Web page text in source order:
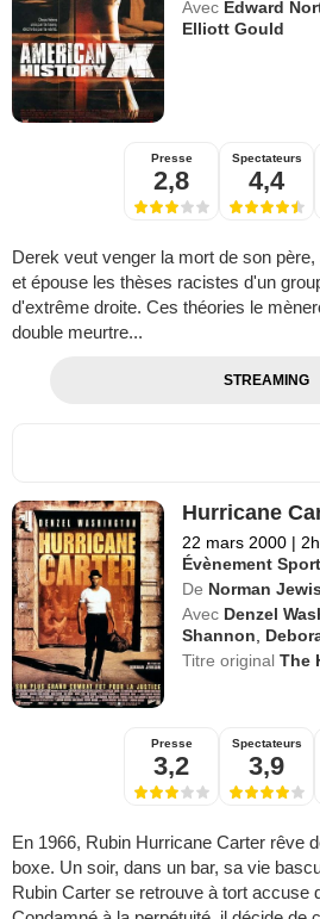
Avec Edward
Elliott Gould
Presse
2,8
Spectateurs
4,4
Derek veut venger la mort de son père,
et épouse les thèses racistes d'un
d'extrême droite. Ces théories le
double meurtre...
STREAMING
Hurricane
22 mars 2000 |
Évènement
De Norman
Avec Denzel
Shannon
Titre originalThe
Presse
3,2
Spectateurs
3,9
En 1966, Rubin Hurricane Carter rêve
boxe. Un soir, dans un bar, sa vie
Rubin Carter se retrouve à tort accuse